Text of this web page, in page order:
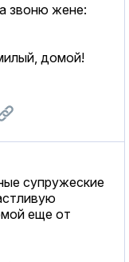
звоню жене:
домой!
супружеские
еще от